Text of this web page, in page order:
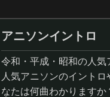
アニソンイントロ
令和・平成・昭和の人
人気アニソンのイント
なたは何曲わかりますか